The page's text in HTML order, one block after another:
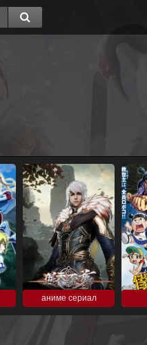
аниме сериал